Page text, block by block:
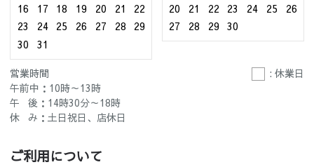
16
17 18 19 20 21
22
23
24 25 26 27 28
29
30
31
20
21 22 23 24 25
26
27
28 29 30
営業時間
: 休業日
午前中：10時～13時
午 後：14時30分～18時
休 み：土日祝日、店休日
ご利用について